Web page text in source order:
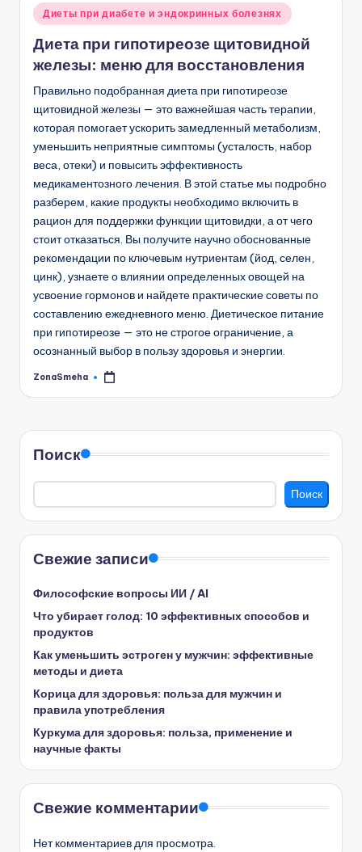
Опубликовано
Диеты при диабете и эндокринных болезнях
Диета при гипотиреозе щитовидной
железы: меню для восстановления
Правильно подобранная диета при гипотиреозе
щитовидной железы — это важнейшая часть терапии,
которая помогает ускорить замедленный метаболизм,
уменьшить неприятные симптомы (усталость, набор
веса, отеки) и повысить эффективность
медикаментозного лечения. В этой статье мы подробно
разберем, какие продукты необходимо включить в
рацион для поддержки функции щитовидки, а от чего
стоит отказаться. Вы получите научно обоснованные
рекомендации по ключевым нутриентам (йод, селен,
цинк), узнаете о влиянии определенных овощей на
усвоение гормонов и найдете практические советы по
составлению ежедневного меню. Диетическое питание
при гипотиреозе — это не строгое ограничение, а
осознанный выбор в пользу здоровья и энергии.
Запись
ZonaSmeha
Поиск
Поиск
Свежие записи
Философские вопросы ИИ / AI
Что убирает голод: 10 эффективных способов и
продуктов
Как уменьшить эстроген у мужчин: эффективные
методы и диета
Корица для здоровья: польза для мужчин и
правила употребления
Куркума для здоровья: польза, применение и
научные факты
Свежие комментарии
Нет комментариев для просмотра.